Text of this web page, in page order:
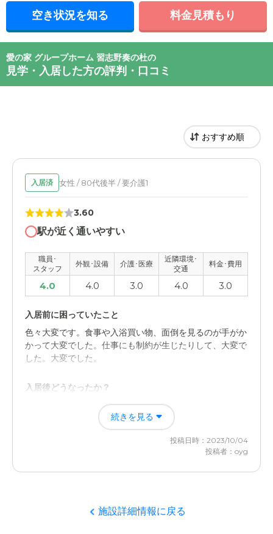
空き状況を知る 料金見積もり
愛の家 グループホーム 習志野奏の杜の
見学・入居した方の評判・口コミ
入居済 女性 / 80代後半 / 要介護1
3.60
駅が近く通いやすい
職員･
スタッフ
外観･設備 介護･医療
近隣環境･
交通
料金･費用
4.0 4.0 3.0 4.0 3.0
入居前に困っていたこと
色々大変です。食事や入浴買い物、面倒を見るのが手がか
かって大変でした。仕事にも制約が生じたりして、大変で
した。大変でした。
入居後どうなったか？
仕事の制約が減り、時間に余裕ができたこと。また、安心
して任せられたこと。とにかく、大変助かりました。施設
に入れなかったらと思うと。。。。
職員・スタッフ・他入居者の雰囲気について
続きを見る
投稿日時：2023/10/04
投稿者：oyg
施設詳細情報に戻る